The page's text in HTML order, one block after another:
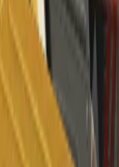
в CS2 16
кейса Spectrum
Spectrum Case.